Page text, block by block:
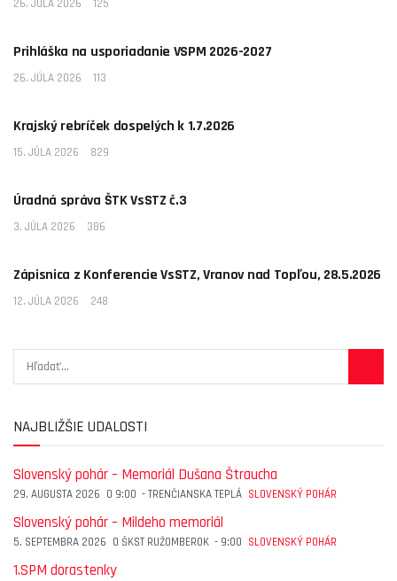
26. JÚLA 2026 125
Prihláška na usporiadanie VSPM 2026-2027
26. JÚLA 2026 113
Krajský rebríček dospelých k 1.7.2026
15. JÚLA 2026 829
Úradná správa ŠTK VsSTZ č.3
3. JÚLA 2026 386
Zápisnica z Konferencie VsSTZ, Vranov nad Topľou, 28.5.2026
12. JÚLA 2026 248
NAJBLIŽŠIE UDALOSTI
Slovenský pohár – Memoriál Dušana Štraucha
29. AUGUSTA 2026 O 9:00 -TRENČIANSKA TEPLÁ SLOVENSKÝ POHÁR
Slovenský pohár – Mildeho memoriál
5. SEPTEMBRA 2026 O ŠKST RUŽOMBEROK - 9:00 SLOVENSKÝ POHÁR
1.SPM dorastenky